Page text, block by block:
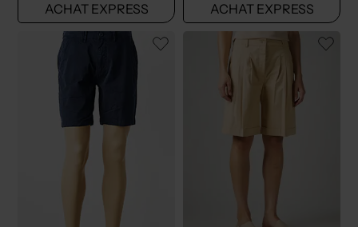
ACHAT EXPRESS ACHAT EXPRESS